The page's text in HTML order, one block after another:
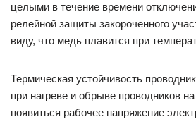
целыми в течение времени
релейной защиты закороченного
виду, что медь плавится при
Термическая устойчивость
при нагреве и обрыве проводников
появиться рабочее напряжение